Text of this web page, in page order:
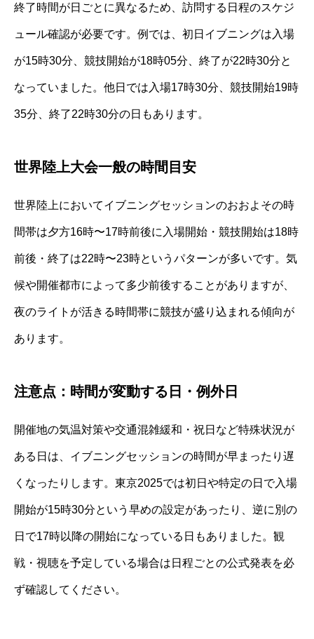
終了時間が日ごとに異なるため、訪問する日程のスケジ
ュール確認が必要です。例では、初日イブニングは入場
が15時30分、競技開始が18時05分、終了が22時30分と
なっていました。他日では入場17時30分、競技開始19時
35分、終了22時30分の日もあります。
世界陸上大会一般の時間目安
世界陸上においてイブニングセッションのおおよその時
間帯は夕方16時〜17時前後に入場開始・競技開始は18時
前後・終了は22時〜23時というパターンが多いです。気
候や開催都市によって多少前後することがありますが、
夜のライトが活きる時間帯に競技が盛り込まれる傾向が
あります。
注意点：時間が変動する日・例外日
開催地の気温対策や交通混雑緩和・祝日など特殊状況が
ある日は、イブニングセッションの時間が早まったり遅
くなったりします。東京2025では初日や特定の日で入場
開始が15時30分という早めの設定があったり、逆に別の
日で17時以降の開始になっている日もありました。観
戦・視聴を予定している場合は日程ごとの公式発表を必
ず確認してください。